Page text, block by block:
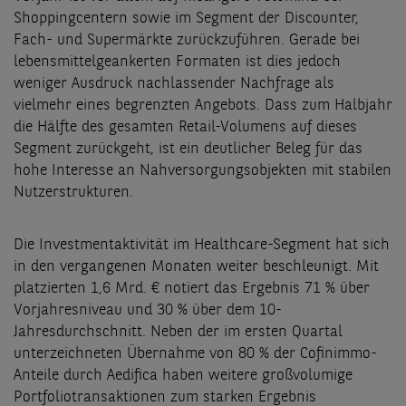
Shoppingcentern sowie im Segment der Discounter,
Fach- und Supermärkte zurückzuführen. Gerade bei
lebensmittelgeankerten Formaten ist dies jedoch
weniger Ausdruck nachlassender Nachfrage als
vielmehr eines begrenzten Angebots. Dass zum Halbjahr
die Hälfte des gesamten Retail-Volumens auf dieses
Segment zurückgeht, ist ein deutlicher Beleg für das
hohe Interesse an Nahversorgungsobjekten mit stabilen
Nutzerstrukturen.
Die Investmentaktivität im Healthcare-Segment hat sich
in den vergangenen Monaten weiter beschleunigt. Mit
platzierten 1,6 Mrd. € notiert das Ergebnis 71 % über
Vorjahresniveau und 30 % über dem 10-
Jahresdurchschnitt. Neben der im ersten Quartal
unterzeichneten Übernahme von 80 % der Cofinimmo-
Anteile durch Aedifica haben weitere großvolumige
Portfoliotransaktionen zum starken Ergebnis